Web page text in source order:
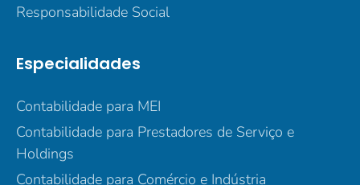
Responsabilidade Social
Especialidades
Contabilidade para MEI
Contabilidade para Prestadores de Serviço e
Holdings
Contabilidade para Comércio e Indústria